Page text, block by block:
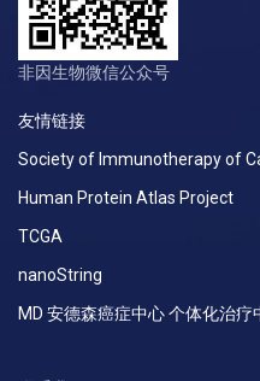
非因生物微信公众号
友情链接
Society of Immunotherapy of
Human Protein Atlas Project
TCGA
nanoString
MD 安德森癌症中心 个体化治疗